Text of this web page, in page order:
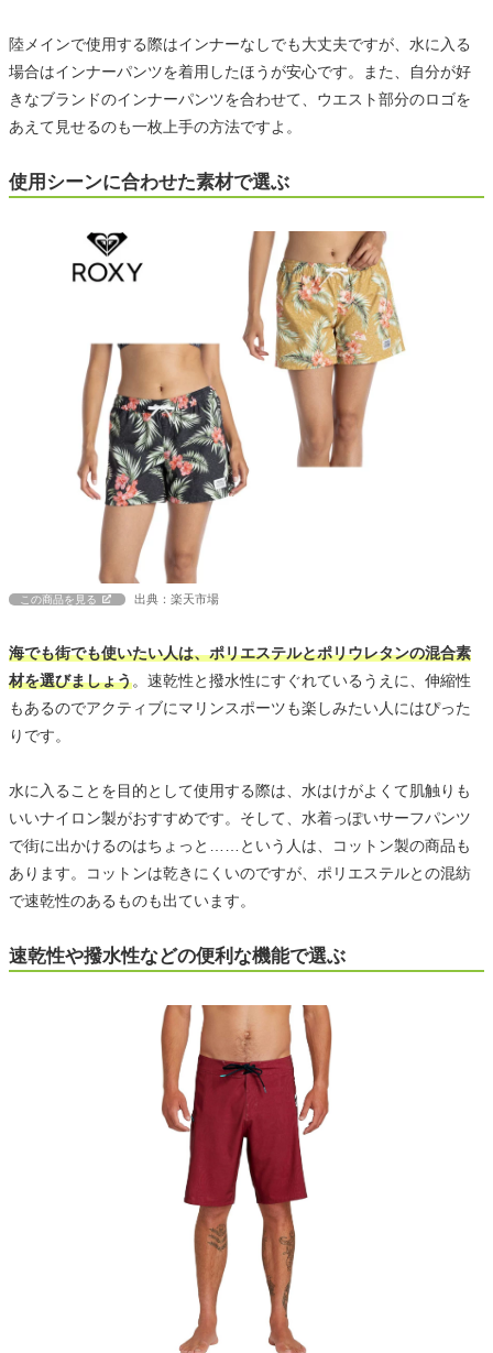
陸メインで使用する際はインナーなしでも大丈夫ですが、水に入る
場合はインナーパンツを着用したほうが安心です。また、自分が好
きなブランドのインナーパンツを合わせて、ウエスト部分のロゴを
あえて見せるのも一枚上手の方法ですよ。
使用シーンに合わせた素材で選ぶ
この商品を見る 出典：楽天市場
海でも街でも使いたい人は、ポリエステルとポリウレタンの混合素
材を選びましょう。速乾性と撥水性にすぐれているうえに、伸縮性
もあるのでアクティブにマリンスポーツも楽しみたい人にはぴった
りです。
水に入ることを目的として使用する際は、水はけがよくて肌触りも
いいナイロン製がおすすめです。そして、水着っぽいサーフパンツ
で街に出かけるのはちょっと……という人は、コットン製の商品も
あります。コットンは乾きにくいのですが、ポリエステルとの混紡
で速乾性のあるものも出ています。
速乾性や撥水性などの便利な機能で選ぶ